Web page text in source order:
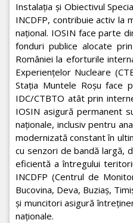
Instalaţia şi Obiectivul
INCDFP, contribuie activ la
național. IOSIN face parte
fonduri publice alocate
României la eforturile
Experiențelor Nucleare
Stația Muntele Roșu face
IDC/CTBTO atât prin
IOSIN asigură permanent
naționale, inclusiv pentru
modernizată constant în
cu senzori de bandă largă,
eficientă a întregului
INCDFP (Centrul de
Bucovina, Deva, Buziaș,
și muncitori asigură
naționale.